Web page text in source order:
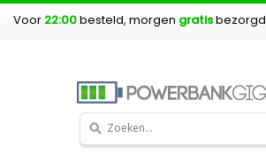
Voor 22:00besteld, morgen gratisbezorgd